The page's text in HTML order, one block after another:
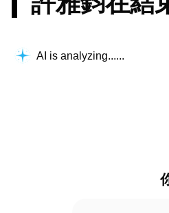
AI is analyzing...